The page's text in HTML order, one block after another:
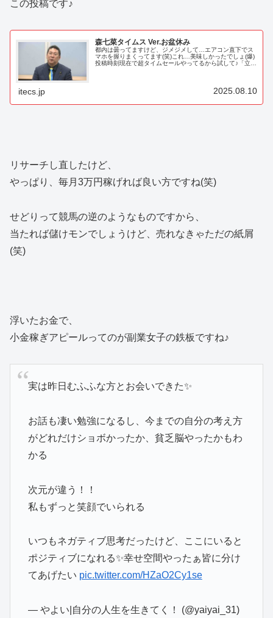
この投稿です♪
森七菜タイムス Ver.お盆休み
都内は曇ってますけど、ジメジメして…エアコン直下でス
マホを握りまくってます(笑)これ…美味しかったでしょ(爆)
投稿時刻現在で超タイムセールやってるから試して♪「立花
itecs.jp 2025.08.10
リサーチし直したけど、
やっぱり、毎月3万円稼げれば良い方ですね(笑)
せどりって競馬の逆のようなものですから、
当たれば儲けモンでしょうけど、売れなきゃただの紙屑
(笑)
浮いたお金で、
小金稼ぎアピールってのが副業女子の鉄板ですね♪
実は昨日むふふな方とお会いできた✨
お話も凄い勉強になるし、今までの自分の考え方
がどれだけショボかったか、貧乏脳やったかもわ
かる
次元が違う！！
私もずっと笑顔でいられる
いつもネガティブ思考だったけど、ここにいると
ポジティブになれる✨幸せ空間やったぁ皆に分け
てあげたい pic.twitter.com/HZaO2Cy1se
— やよい|自分の人生を生きてく！ (@yaiyai_31)